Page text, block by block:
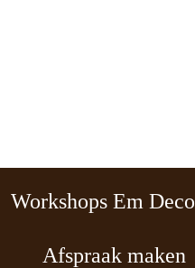
Workshops Em Deco
Afspraak maken